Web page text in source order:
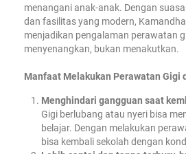
menangani anak-anak. Dengan
dan fasilitas yang modern,
menjadikan pengalaman perawatan
menyenangkan, bukan menakutkan.
Manfaat Melakukan Perawatan Gigi
Menghindari gangguan saat
Gigi berlubang atau nyeri bisa
belajar. Dengan melakukan
bisa kembali sekolah dengan